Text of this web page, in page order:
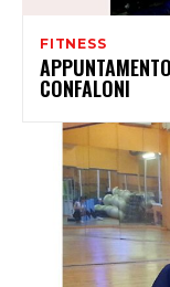
FITNESS
CONFALONI